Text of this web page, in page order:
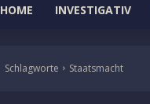
HOME INVESTIGATIV
Schlagworte Staatsmacht